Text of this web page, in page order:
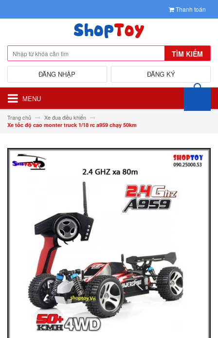
Thanh toán
TÌM KIẾM
ĐĂNG KÝ
ĐĂNG NHẬP
MENU
Trang chủ Xe đua điều khiển
Xe tốc độ cao monter truck 1/18 rc a959 chạy 50km